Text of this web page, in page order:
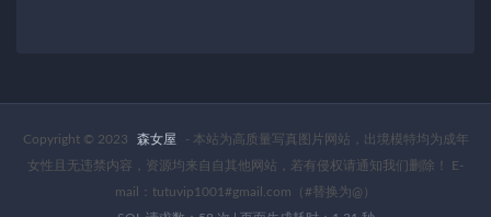
Copyright © 2023 森女屋
- 本站为高质量写真图片网站，出境模特均为成年
女性且无违禁内容，资源均来自自其他网站，若有侵权请通知我们删除！ E-
mail：tutuvip1001#gmail.com（#替换为@）